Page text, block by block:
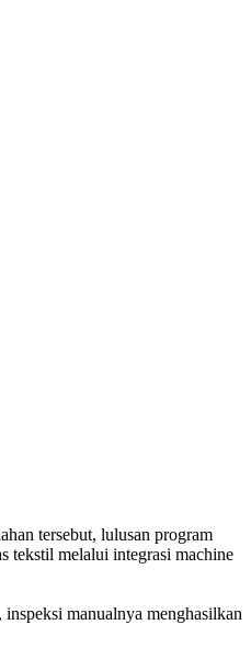
tersebut, lulusan program
tekstil melalui integrasi machine
manualnya menghasilkan